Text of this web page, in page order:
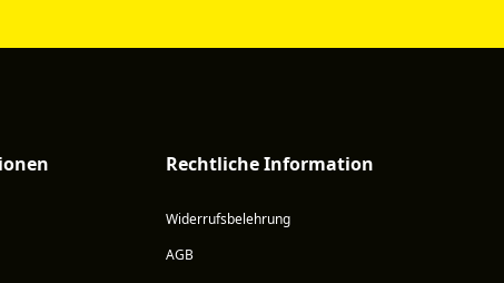
Rechtliche Information
Widerrufsbelehrung
AGB